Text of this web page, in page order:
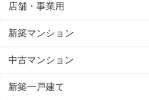
店舗・事業用
新築マンション
中古マンション
新築一戸建て